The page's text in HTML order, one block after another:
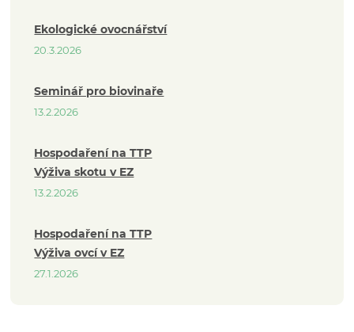
Ekologické ovocnářství
20.3.2026
Seminář pro biovinaře
13.2.2026
Hospodaření na TTP
Výživa skotu v EZ
13.2.2026
Hospodaření na TTP
Výživa ovcí v EZ
27.1.2026